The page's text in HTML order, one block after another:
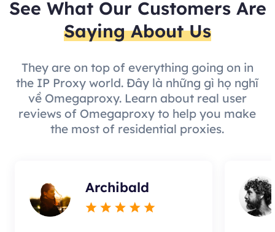
See What Our Customers Are
Saying About Us
They are on top of everything going on in
the IP Proxy world. Đây là những gì họ nghĩ
về Omegaproxy. Learn about real user
reviews of Omegaproxy to help you make
the most of residential proxies.
Archibald